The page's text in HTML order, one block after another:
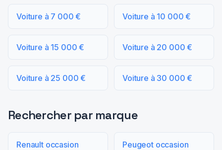
Voiture à 7 000 € Voiture à 10 000 €
Voiture à 15 000 € Voiture à 20 000 €
Voiture à 25 000 € Voiture à 30 000 €
Rechercher par marque
Renault occasion Peugeot occasion